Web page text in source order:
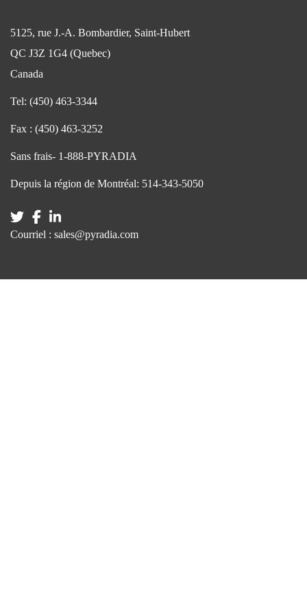
5125, rue J.-A. Bombardier, Saint-Hubert
QC J3Z 1G4 (Quebec)
Canada
Tel: (450) 463-3344
Fax : (450) 463-3252
Sans frais- 1-888-PYRADIA
Depuis la région de Montréal: 514-343-5050
Courriel : sales@pyradia.com